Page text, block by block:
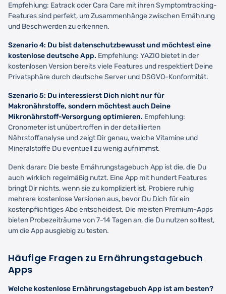
Empfehlung: Eatrack oder Cara Care mit ihren Symptomtracking-
Features sind perfekt, um Zusammenhänge zwischen Ernährung
und Beschwerden zu erkennen.
Szenario 4: Du bist datenschutzbewusst und möchtest eine
kostenlose deutsche App. Empfehlung: YAZIO bietet in der
kostenlosen Version bereits viele Features und respektiert Deine
Privatsphäre durch deutsche Server und DSGVO-Konformität.
Szenario 5: Du interessierst Dich nicht nur für
Makronährstoffe, sondern möchtest auch Deine
Mikronährstoff-Versorgung optimieren. Empfehlung:
Cronometer ist unübertroffen in der detaillierten
Nährstoffanalyse und zeigt Dir genau, welche Vitamine und
Mineralstoffe Du eventuell zu wenig aufnimmst.
Denk daran: Die beste Ernährungstagebuch App ist die, die Du
auch wirklich regelmäßig nutzt. Eine App mit hundert Features
bringt Dir nichts, wenn sie zu kompliziert ist. Probiere ruhig
mehrere kostenlose Versionen aus, bevor Du Dich für ein
kostenpflichtiges Abo entscheidest. Die meisten Premium-Apps
bieten Probezeiträume von 7-14 Tagen an, die Du nutzen solltest,
um die App ausgiebig zu testen.
Häufige Fragen zu Ernährungstagebuch
Apps
Welche kostenlose Ernährungstagebuch App ist am besten?